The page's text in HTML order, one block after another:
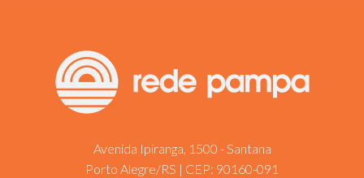
Avenida Ipiranga, 1500 - Santana
Porto Alegre/RS | CEP: 90160-091